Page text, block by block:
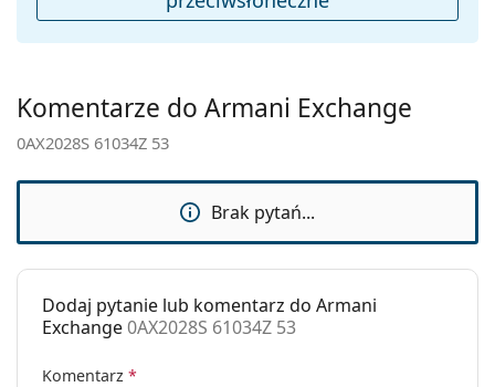
Płeć:
Unisex
Marka:
Armani Exchange
Zastosowanie:
Kod:
0AX2028S 61034Z 53
Komentarze do Armani Exchange
0AX2028S 61034Z 53
Brak pytań...
Dodaj pytanie lub komentarz do Armani
Exchange0AX2028S 61034Z 53
Komentarz *